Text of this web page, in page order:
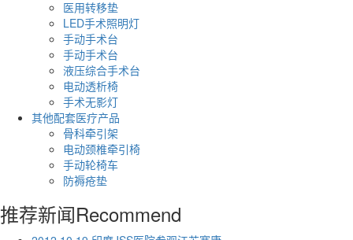
医用转移垫
LED手术照明灯
手动手术台
手动手术台
液压综合手术台
电动透析椅
手术无影灯
其他配套医疗产品
骨科牵引架
电动颈椎牵引椅
手动轮椅车
防褥疮垫
推荐新闻Recommend